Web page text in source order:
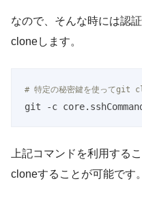
なので、そんな時には認
cloneします。
# 特定の秘密鍵を使ってgit
git -c
上記コマンドを利用する
cloneすることが可能です。